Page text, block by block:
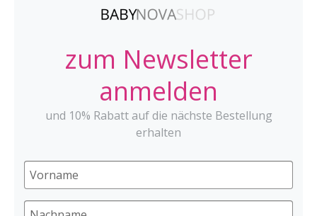
zum Newsletter
anmelden
und 10% Rabatt auf die nächste Bestellung
erhalten